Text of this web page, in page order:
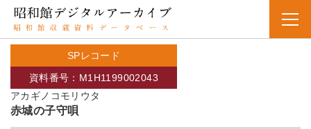
SPレコード
アカギノコモリウタ
資料番号：M1H1199002043
赤城の子守唄